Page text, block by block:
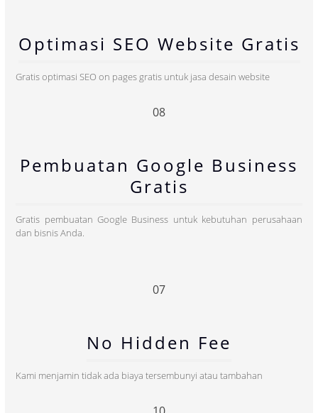
Optimasi SEO Website Gratis
Gratis optimasi SEO on pages gratis untuk jasa desain website
08
Pembuatan Google Business
Gratis
Gratis pembuatan Google Business untuk kebutuhan perusahaan
dan bisnis Anda.
07
No Hidden Fee
Kami menjamin tidak ada biaya tersembunyi atau tambahan